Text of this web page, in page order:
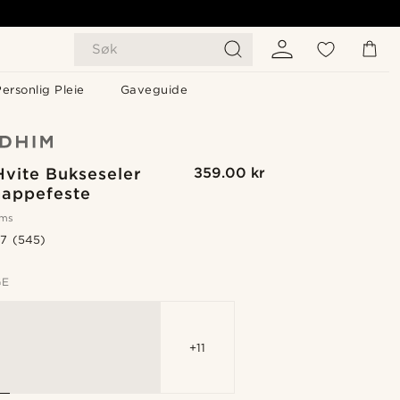
Søk
Pleie Gaveguide
Bukseseler
359.00 kr
(545)
+11